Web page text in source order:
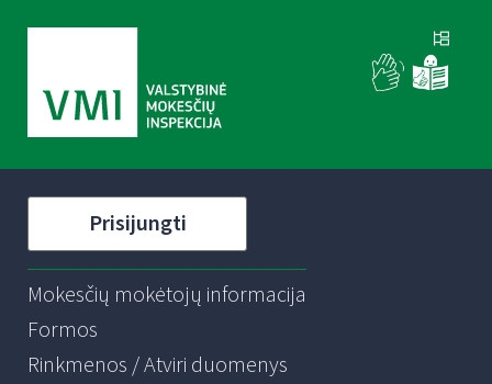
Prisijungti
Mokesčių mokėtojų informacija
Formos
Rinkmenos / Atviri duomenys